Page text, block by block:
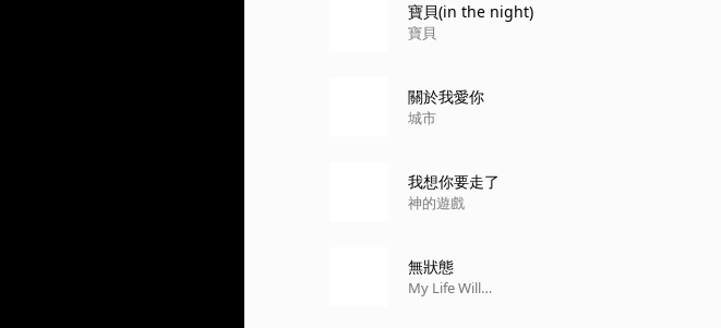
寶貝(in the night)
寶貝
關於我愛你
城市
我想你要走了
神的遊戲
無狀態
My Life Will…